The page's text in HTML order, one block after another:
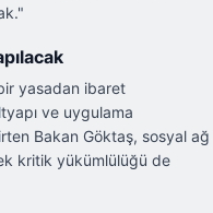
yasadan ibaret
ve uygulama
Bakan Göktaş, sosyal ağ
kritik yükümlülüğü de